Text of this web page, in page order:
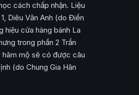
cách chấp nhận. Liệu
Diêu Văn Anh (do Điền
cửa hàng bánh La
trong phần 2 Trần
hâm mộ sẽ có được câu
(do Chung Gia Hân